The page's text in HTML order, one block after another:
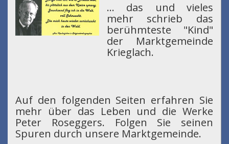
... das und vieles
mehr schrieb das
berühmteste "Kind"
der Marktgemeinde
Krieglach.
Auf den folgenden Seiten erfahren Sie
mehr über das Leben und die Werke
Peter Roseggers. Folgen Sie seinen
Spuren durch unsere Marktgemeinde.